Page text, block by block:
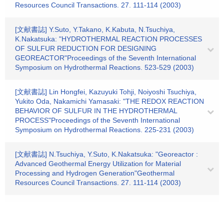
Resources Council Transactions. 27. 111-114 (2003)
[文献書誌] Y.Suto, Y.Takano, K.Kabuta, N.Tsuchiya,
K.Nakatsuka: "HYDROTHERMAL REACTION PROCESSES
OF SULFUR REDUCTION FOR DESIGNING
GEOREACTOR"Proceedings of the Seventh International
Symposium on Hydrothermal Reactions. 523-529 (2003)
[文献書誌] Lin Hongfei, Kazuyuki Tohji, Noiyoshi Tsuchiya,
Yukito Oda, Nakamichi Yamasaki: "THE REDOX REACTION
BEHAVIOR OF SULFUR IN THE HYDROTHERMAL
PROCESS"Proceedings of the Seventh International
Symposium on Hydrothermal Reactions. 225-231 (2003)
[文献書誌] N.Tsuchiya, Y.Suto, K.Nakatsuka: "Georeactor :
Advanced Geothermal Energy Utilization for Material
Processing and Hydrogen Generation"Geothermal
Resources Council Transactions. 27. 111-114 (2003)